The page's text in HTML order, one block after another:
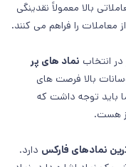
بالا معمولاً نقدینگی
معاملات را فراهم می کنند.
انتخاب نماد های پر
بالا فرصت های
باید توجه داشت که
هست.
نمادهای فارکس دارد.